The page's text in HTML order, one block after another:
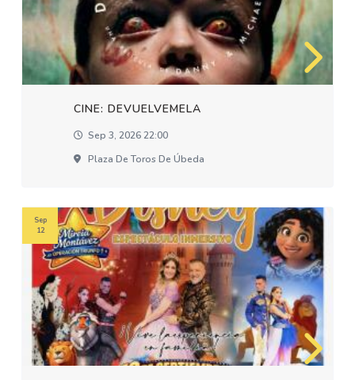
CINE: DEVUELVEMELA
Sep 3, 2026 22:00
Plaza De Toros De Úbeda
Sep
12